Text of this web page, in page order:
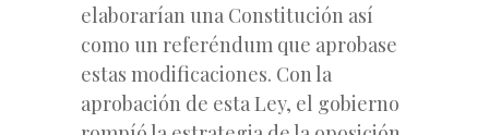
elaborarían una Constitución así
como un referéndum que aprobase
estas modificaciones. Con la
aprobación de esta Ley, el gobierno